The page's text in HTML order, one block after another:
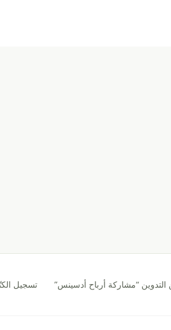
التدوين “مشاركة أرباح أدسينس” تسجيل